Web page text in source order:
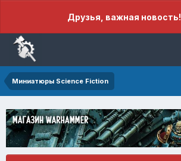
Друзья, важная новость!
Миниатюры Science Fiction